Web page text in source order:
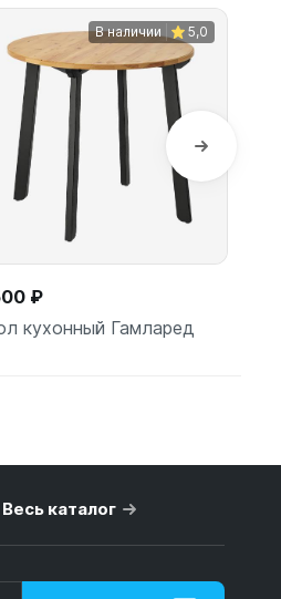
В наличии 5,0
₽
кухонный Гамларед
Весь каталог